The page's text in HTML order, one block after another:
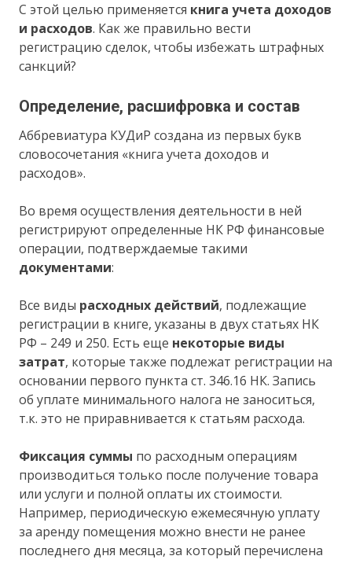
С этой целью применяется книга учета доходов
и расходов. Как же правильно вести
регистрацию сделок, чтобы избежать штрафных
санкций?
Определение, расшифровка и состав
Аббревиатура КУДиР создана из первых букв
словосочетания «книга учета доходов и
расходов».
Во время осуществления деятельности в ней
регистрируют определенные НК РФ финансовые
операции, подтверждаемые такими
документами:
Все виды расходных действий, подлежащие
регистрации в книге, указаны в двух статьях НК
РФ – 249 и 250. Есть еще некоторые виды
затрат, которые также подлежат регистрации на
основании первого пункта ст. 346.16 НК. Запись
об уплате минимального налога не заноситься,
т.к. это не приравнивается к статьям расхода.
Фиксация суммы по расходным операциям
производиться только после получение товара
или услуги и полной оплаты их стоимости.
Например, периодическую ежемесячную уплату
за аренду помещения можно внести не ранее
последнего дня месяца, за который перечислена